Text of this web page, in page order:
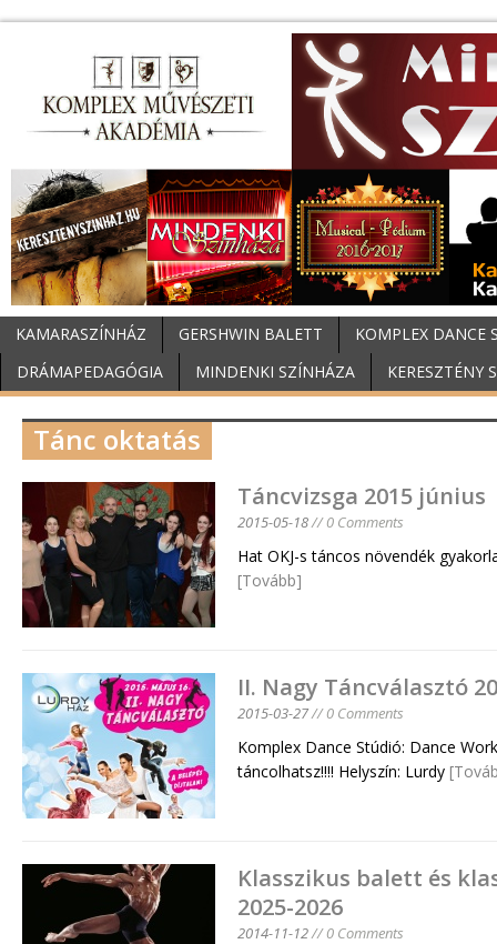
KAMARASZÍNHÁZ GERSHWIN BALETT
KOMPLEX DANCE
DRÁMAPEDAGÓGIA
MINDENKI SZÍNHÁZA KERESZTÉNY
Tánc oktatás
Táncvizsga 2015 június
2015-05-18// 0 Comments
Hat OKJ-s táncos növendék
[Tovább]
II. Nagy Táncválasztó
2015-03-27// 0 Comments
Komplex Dance Stúdió: Dance
táncolhatsz!!!! Helyszín: Lurdy
Klasszikus balett és
2025-2026
2014-11-12// 0 Comments